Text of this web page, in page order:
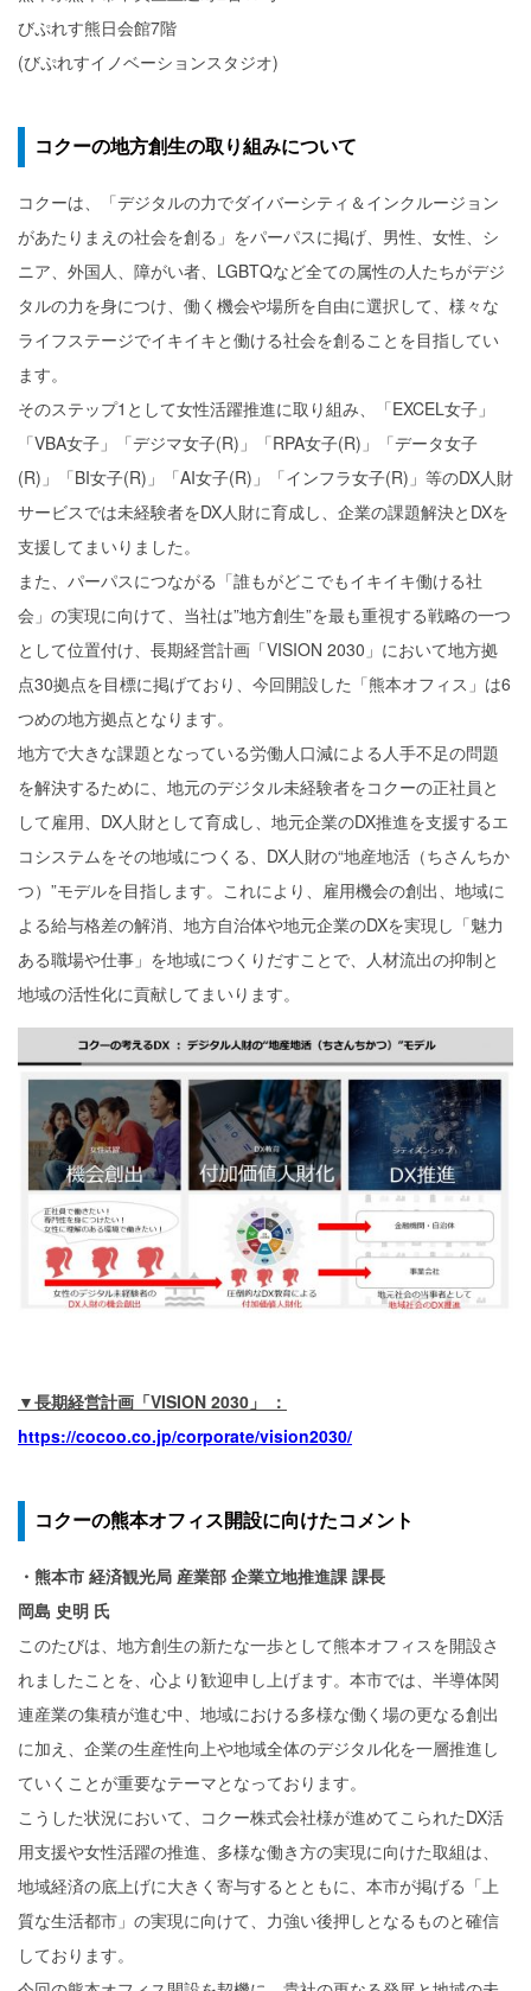
びぷれす熊日会館7階
(びぷれすイノベーションスタジオ)
コクーの地方創生の取り組みについて
コクーは、「デジタルの力でダイバーシティ＆インクルージョン
があたりまえの社会を創る」をパーパスに掲げ、男性、女性、シ
ニア、外国人、障がい者、LGBTQなど全ての属性の人たちがデジ
タルの力を身につけ、働く機会や場所を自由に選択して、様々な
ライフステージでイキイキと働ける社会を創ることを目指してい
ます。
そのステップ1として女性活躍推進に取り組み、「EXCEL女子」
「VBA女子」「デジマ女子(R)」「RPA女子(R)」「データ女子
(R)」「BI女子(R)」「AI女子(R)」「インフラ女子(R)」等のDX人財
サービスでは未経験者をDX人財に育成し、企業の課題解決とDXを
支援してまいりました。
また、パーパスにつながる「誰もがどこでもイキイキ働ける社
会」の実現に向けて、当社は”地方創生”を最も重視する戦略の一つ
として位置付け、長期経営計画「VISION 2030」において地方拠
点30拠点を目標に掲げており、今回開設した「熊本オフィス」は6
つめの地方拠点となります。
地方で大きな課題となっている労働人口減による人手不足の問題
を解決するために、地元のデジタル未経験者をコクーの正社員と
して雇用、DX人財として育成し、地元企業のDX推進を支援するエ
コシステムをその地域につくる、DX人財の“地産地活（ちさんちか
つ）”モデルを目指します。これにより、雇用機会の創出、地域に
よる給与格差の解消、地方自治体や地元企業のDXを実現し「魅力
ある職場や仕事」を地域につくりだすことで、人材流出の抑制と
地域の活性化に貢献してまいります。
▼長期経営計画「VISION 2030」 ：
https://cocoo.co.jp/corporate/vision2030/
コクーの熊本オフィス開設に向けたコメント
・ 熊本市 経済観光局 産業部 企業立地推進課 課長
岡島 史明 氏
このたびは、地方創生の新たな一歩として熊本オフィスを開設さ
れましたことを、心より歓迎申し上げます。本市では、半導体関
連産業の集積が進む中、地域における多様な働く場の更なる創出
に加え、企業の生産性向上や地域全体のデジタル化を一層推進し
ていくことが重要なテーマとなっております。
こうした状況において、コクー株式会社様が進めてこられたDX活
用支援や女性活躍の推進、多様な働き方の実現に向けた取組は、
地域経済の底上げに大きく寄与するとともに、本市が掲げる「上
質な生活都市」の実現に向けて、力強い後押しとなるものと確信
しております。